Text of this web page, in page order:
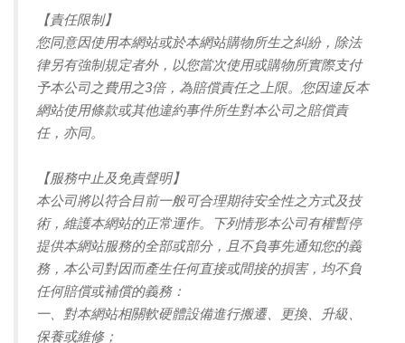
【責任限制】
您同意因使用本網站或於本網站購物所生之糾紛，除法
律另有強制規定者外，以您當次使用或購物所實際支付
予本公司之費用之3倍，為賠償責任之上限。您因違反本
網站使用條款或其他違約事件所生對本公司之賠償責
任，亦同。
【服務中止及免責聲明】
本公司將以符合目前一般可合理期待安全性之方式及技
術，維護本網站的正常運作。下列情形本公司有權暫停
提供本網站服務的全部或部分，且不負事先通知您的義
務，本公司對因而產生任何直接或間接的損害，均不負
任何賠償或補償的義務：
一、對本網站相關軟硬體設備進行搬遷、更換、升級、
保養或維修；